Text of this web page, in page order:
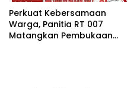
Perkuat Kebersamaan
Warga, Panitia RT 007
Matangkan Pembukaan